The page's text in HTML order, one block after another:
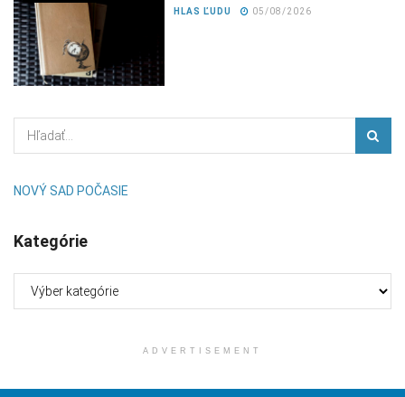
HLAS ĽUDU 05/08/2026
NOVÝ SAD POČASIE
Kategórie
ADVERTISEMENT